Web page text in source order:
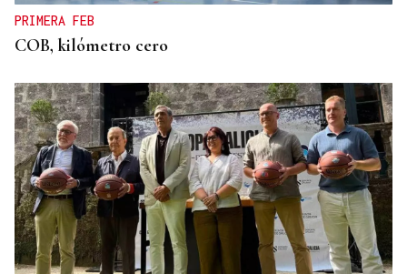
PRIMERA FEB
COB, kilómetro cero